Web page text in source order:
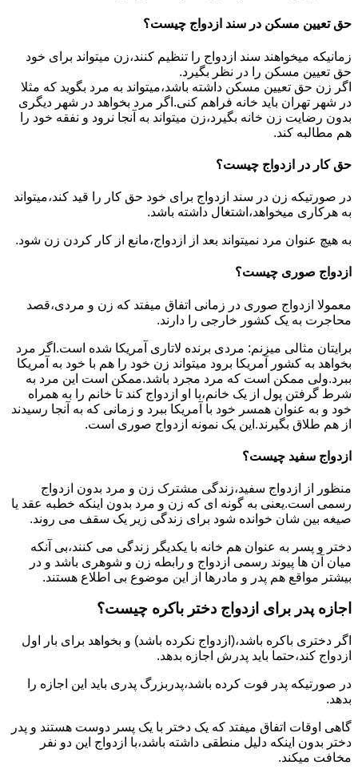
حق تعیین مسکن در سند ازدواج چیست؟
زمانیکه میخواهند سند ازدواج را تنظیم کنند،زن میتواند برای خود
حق تعیین مسکن را در نظر بگیرد.
اگر زن حق تعیین مسکن داشته باشد،میتواند به مرد بگوید که مثلا
در شهر تهران باید خانه فراهم کنی.اگر مرد بخواهد در شهر دیگری
بدون رضایت زن خانه بگیرد،زن میتواند به آنجا نرود و نفقه خود را
هم مطالبه کند.
حق کار در ازدواج چیست؟
در صورتیکه زن در سند ازدواج برای خود حق کار را قید کند،میتواند
به هرکاری میخواهد،اشتغال داشته باشد.
به هیچ عنوان مرد نمیتواند بعد از ازدواج،مانع از کار کردن زن شود.
ازدواج صوری چیست؟
معمولا ازدواج صوری در زمانی اتفاق میفتد که زن و مردی،قصد
محاجرت به یک کشور خارجی را دارند.
برایتان مثالی میزنم: مردی برنده لاتاری آمریکا شده است.اگر مرد
بخواهد به کشور آمریکا برود میتواند زن خود را هم با خود به آمریکا
ببرد.ولی ممکن است که مرد مجرد باشد.ممکن است این مرد به
شرط گرفتن پول از یک خانم،با او ازدواج کند تا خانم را به همراه
خود و به عنوان همسر خود با آمریکا ببرد و زمانی که به آنجا رسیدند
از هم طلاق بگیرند.این یک نمونه ازدواج صوری است.
ازدواج سفید چیست؟
منظور از ازدواج سفید،زندگی مشترک زن و مرد بدون ازدواج
رسمی است.یعنی به گونه ای که زن و مرد بدون اینکه خطبه عقد یا
صیغه بین شان خوانده شود برای زندگی زیر یک سقف می روند.
دختر و پسر به عنوان هم خانه با یکدیگر زندگی می کنند،بی آنکه
میان آن ها پیوند رسمی ازدواج و رابطه زن و شوهری باشد و در
بیشتر مواقع هم پدر و مادرها از این موضوع بی اطلاع هستند.
اجازه پدر برای ازدواج دختر باکره چیست؟
اگر دختری باکره باشد،(ازدواج نکرده باشد) و بخواهد برای بار اول
ازدواج کند،حتما باید پدرش اجازه بدهد.
در صورتیکه پدر فوت کرده باشد،پدربزرگ پدری باید این اجازه را
بدهد.
گاهی اوقات اتفاق میفتد که یک دختر با یک پسر دوست هستند و پدر
دختر بدون اینکه دلیل منطقی داشته باشد،با ازدواج این دو نفر
مخافت میکند.